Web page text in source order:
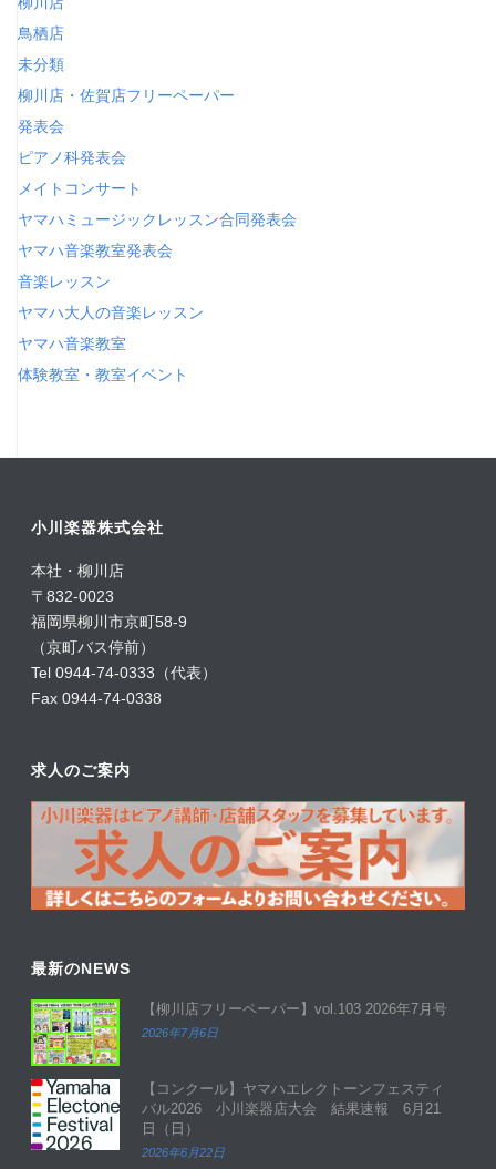
鳥栖店
未分類
柳川店・佐賀店フリーペーパー
発表会
ピアノ科発表会
メイトコンサート
ヤマハミュージックレッスン合同発表会
ヤマハ音楽教室発表会
音楽レッスン
ヤマハ大人の音楽レッスン
ヤマハ音楽教室
体験教室・教室イベント
小川楽器株式会社
本社・柳川店
〒832-0023
福岡県柳川市京町58-9
（京町バス停前）
Tel 0944-74-0333（代表）
Fax 0944-74-0338
求人のご案内
最新のNEWS
【柳川店フリーペーパー】vol.103 2026年7月号
2026年7月6日
【コンクール】ヤマハエレクトーンフェスティ
バル2026 小川楽器店大会 結果速報 6月21
日（日）
2026年6月22日